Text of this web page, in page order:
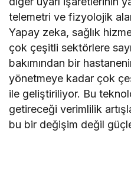
telemetri ve fizyolojik
Yapay zeka, sağlık
çok çeşitli sektörlere
bakımından bir
yönetmeye kadar çok
ile geliştiriliyor. Bu
getireceği verimlilik
bu bir değişim değil